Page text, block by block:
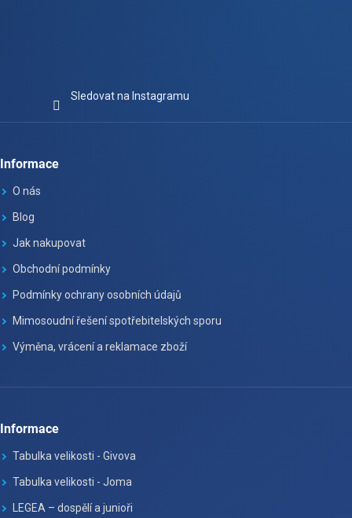
Sledovat na Instagramu
Informace
O nás
Blog
Jak nakupovat
Obchodní podmínky
Podmínky ochrany osobních údajů
Mimosoudní řešení spotřebitelských sporu
Výměna, vrácení a reklamace zboží
Informace
Tabulka velikosti - Givova
Tabulka velikosti - Joma
LEGEA – dospělí a junioři